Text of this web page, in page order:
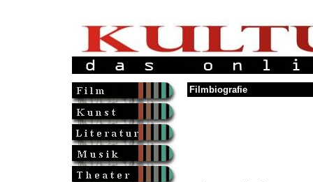
Filmbiografie